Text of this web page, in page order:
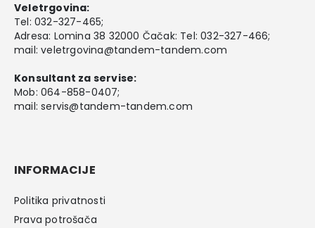
Veletrgovina:
Tel: 032-327-465;
Adresa: Lomina 38 32000 Čačak: Tel: 032-327-466;
mail:veletrgovina@tandem-tandem.com
Konsultant za servise:
Mob: 064-858-0407;
mail:servis@tandem-tandem.com
INFORMACIJE
Politika privatnosti
Prava potrošača